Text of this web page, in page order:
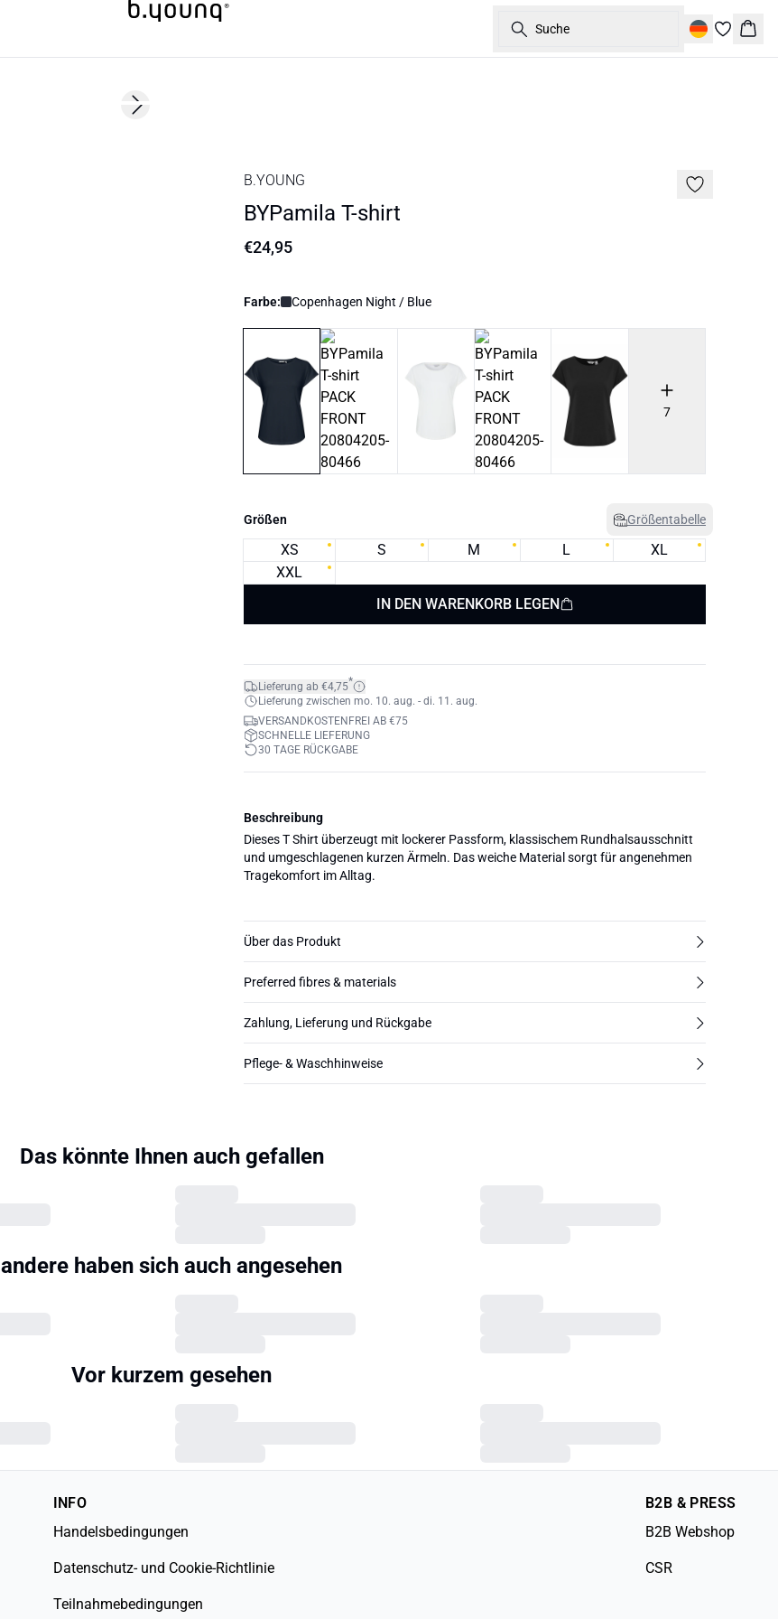
Suche
Next slide
B.YOUNG
BYPamila T-shirt
€24,95
Farbe: Copenhagen Night / Blue
7
Größen Größentabelle
XS S M L
XL
XXL
IN DEN WARENKORB LEGEN
Lieferung ab €4,75*
Lieferung zwischen mo. 10. aug. - di. 11. aug.
VERSANDKOSTENFREI AB €75
SCHNELLE LIEFERUNG
30 TAGE RÜCKGABE
Beschreibung
Dieses T Shirt überzeugt mit lockerer Passform, klassischem Rundhalsausschnitt
und umgeschlagenen kurzen Ärmeln. Das weiche Material sorgt für angenehmen
Tragekomfort im Alltag.
Über das Produkt
Preferred fibres & materials
Zahlung, Lieferung und Rückgabe
Pflege- & Waschhinweise
Das könnte Ihnen auch gefallen
andere haben sich auch angesehen
Vor kurzem gesehen
INFO
Handelsbedingungen
Datenschutz- und Cookie-Richtlinie
Teilnahmebedingungen
B2B & PRESS
B2B Webshop
CSR